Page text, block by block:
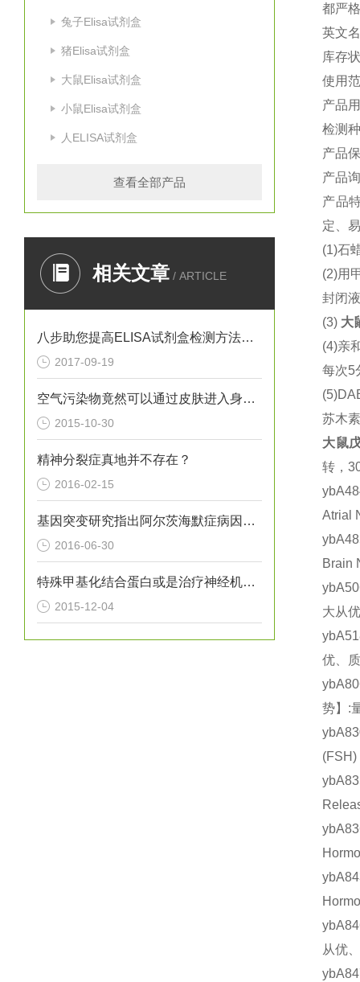
兔子Elisa试剂盒
猪Elisa试剂盒
大鼠Elisa试剂盒
小鼠Elisa试剂盒
人ELISA试剂盒
查看全部产品
相关文章 / ARTICLE
八步助您提高ELISA试剂盒检测方法灵敏度
2017-09-19
空气污染物竟然可以通过皮肤进入身体？！
2015-10-30
精神分裂症真地并不存在？
2016-02-15
基因突变研究指出阿尔茨海默症病因新方向
2016-06-30
特殊甲基化结合蛋白或是治疗神经机能障碍的关键
2015-12-04
都严
英文
库存
使用
产品
检测
产品
产品
产品
定、
(1)石
(2)用
封闭
(3) 大
(4)亲
每次5
苏木
大鼠
转，
Atrial
Brain
大从
优、
势】:
从优